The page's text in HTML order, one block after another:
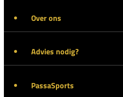
Over ons
Advies nodig?
PassaSports